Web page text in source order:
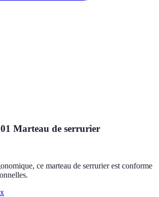
Marteau de serrurier
ce marteau de serrurier est conforme